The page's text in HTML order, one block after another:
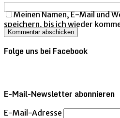
Meinen Namen, E-Mail und
speichern, bis ich wieder
Folge uns bei Facebook
E-Mail-Newsletter abonnieren
E-Mail-Adresse